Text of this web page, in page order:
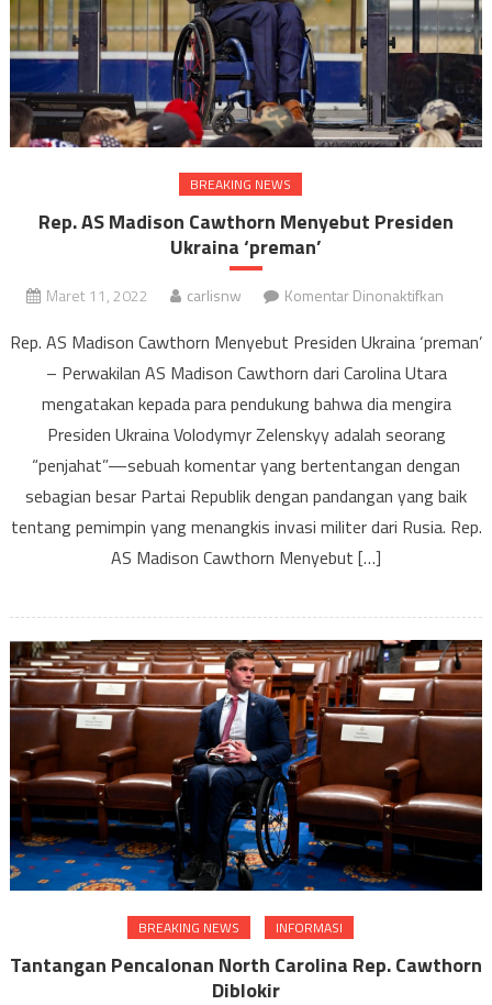
BREAKING NEWS
Rep. AS Madison Cawthorn Menyebut Presiden
Ukraina ‘preman’
Maret 11, 2022 carlisnw Komentar Dinonaktifkan
AS
Ukraina
Rep. AS Madison Cawthorn Menyebut Presiden Ukraina ‘preman’
– Perwakilan AS Madison Cawthorn dari Carolina Utara
mengatakan kepada para pendukung bahwa dia mengira
Presiden Ukraina Volodymyr Zelenskyy adalah seorang
“penjahat”—sebuah komentar yang bertentangan dengan
sebagian besar Partai Republik dengan pandangan yang baik
tentang pemimpin yang menangkis invasi militer dari Rusia. Rep.
AS Madison Cawthorn Menyebut […]
BREAKING NEWS INFORMASI
Tantangan Pencalonan North Carolina Rep. Cawthorn
Diblokir